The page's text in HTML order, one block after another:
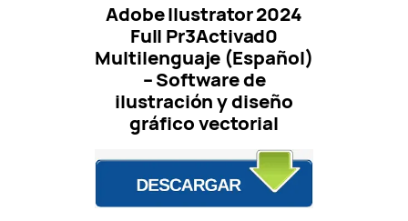
Adobe Ilustrator 2024
Full Pr3Activad0
Multilenguaje (Español)
– Software de
ilustración y diseño
gráfico vectorial